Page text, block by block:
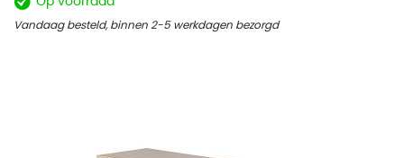
Vandaag besteld, binnen 2-5 werkdagen bezorgd